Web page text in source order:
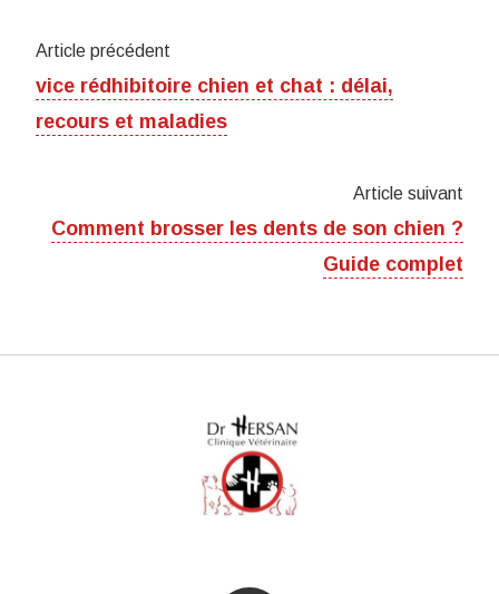
Article précédent
vice rédhibitoire chien et chat : délai,
recours et maladies
Article suivant
Comment brosser les dents de son chien ?
Guide complet